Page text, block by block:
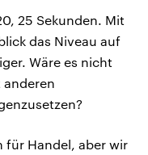
25 Sekunden. Mit
das Niveau auf
Wäre es nicht
für Handel, aber wir